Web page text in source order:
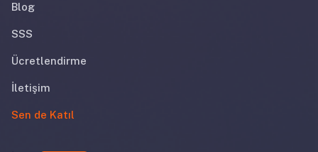
Blog
SSS
Ücretlendirme
İletişim
Sen de Katıl